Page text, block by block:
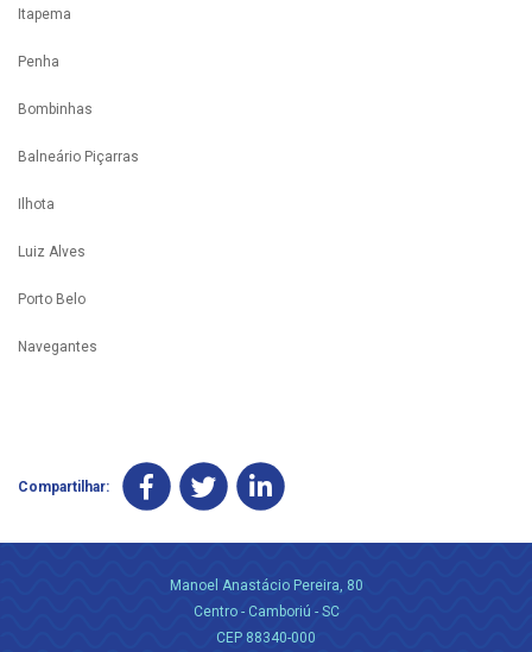
Itapema
Penha
Bombinhas
Balneário Piçarras
Ilhota
Luiz Alves
Porto Belo
Navegantes
Compartilhar:
Manoel Anastácio Pereira, 80
Centro - Camboriú - SC
CEP 88340-000